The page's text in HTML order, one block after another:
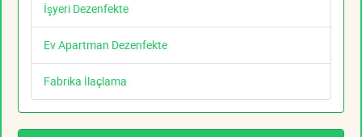
İşyeri Dezenfekte
Ev Apartman Dezenfekte
Fabrika İlaçlama